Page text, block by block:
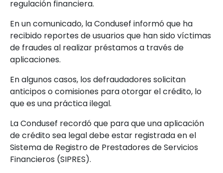
regulación financiera.
En un comunicado, la Condusef informó que ha
recibido reportes de usuarios que han sido víctimas
de fraudes al realizar préstamos a través de
aplicaciones.
En algunos casos, los defraudadores solicitan
anticipos o comisiones para otorgar el crédito, lo
que es una práctica ilegal.
La Condusef recordó que para que una aplicación
de crédito sea legal debe estar registrada en el
Sistema de Registro de Prestadores de Servicios
Financieros (SIPRES).